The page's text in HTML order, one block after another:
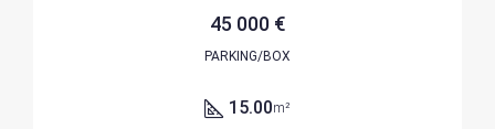
45 000 €
PARKING/BOX
15.00m²